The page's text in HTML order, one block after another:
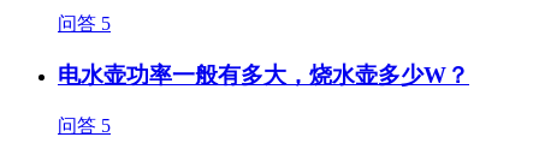
问答 5
电水壶功率一般有多大，烧水壶多少W？
问答 5